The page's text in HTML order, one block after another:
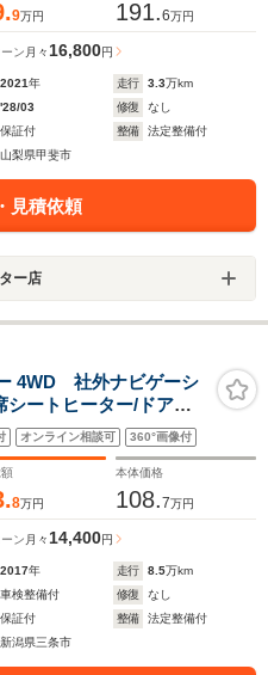
9万円 191.6万円
ン 月々16,800円
2021年 走行 3.3万km
'28/03 修復
なし
保証付 整備
法定整備付
山梨県甲斐市
見積依頼
ー店
4WD 社外ナビゲーシ
ートヒーター/ドアミ
/キーレス リモコンキ
ロアマット
オンライン相談可 360°画像付
8万円
本体価格
108.7万円
ン 月々14,400円
2017年 走行 8.5万km
車検整備付 修復
なし
保証付 整備
法定整備付
新潟県三条市